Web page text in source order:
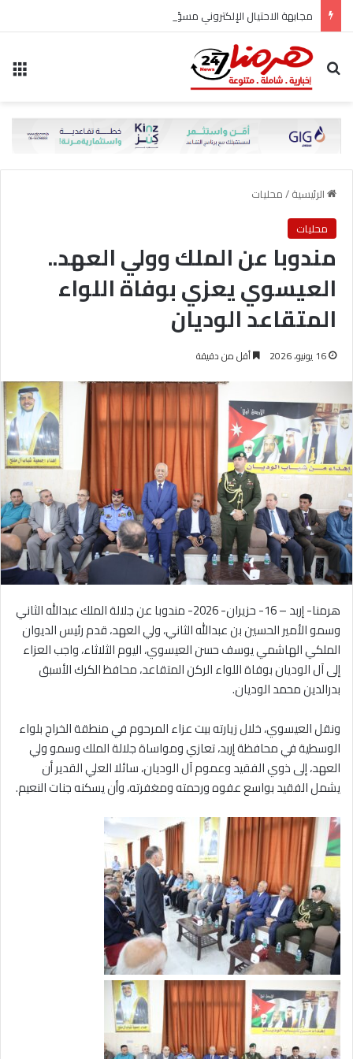
مجابهة الاحتيال الإلكتروني مسؤولية مشتركة
بحث عن
الرئيسية/محليات
محليات
مندوبا عن الملك وولي العهد..
العيسوي يعزي بوفاة اللواء
المتقاعد الوديان
16 يونيو، 2026 أقل من دقيقة
هرمنا- إربد – 16- حزيران- 2026- مندوبا عن جلالة الملك عبدالله الثاني
وسمو الأمير الحسين بن عبدالله الثاني، ولي العهد، قدم رئيس الديوان
الملكي الهاشمي يوسف حسن العيسوي، اليوم الثلاثاء، واجب العزاء
إلى آل الوديان بوفاة اللواء الركن المتقاعد، محافظ الكرك الأسبق
بدرالدين محمد الوديان.
ونقل العيسوي، خلال زيارته بيت عزاء المرحوم في منطقة الخراج بلواء
الوسطية في محافظة إربد، تعازي ومواساة جلالة الملك وسمو ولي
العهد، إلى ذوي الفقيد وعموم آل الوديان، سائلا العلي القدير أن
يشمل الفقيد بواسع عفوه ورحمته ومغفرته، وأن يسكنه جنات النعيم.